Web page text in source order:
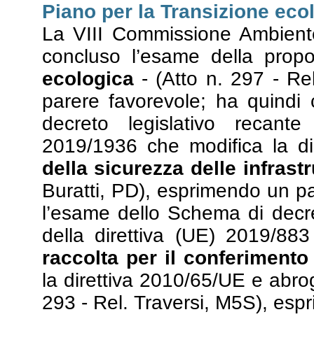
Piano per la Transizione
La VIII Commissione
concluso l’esame della
ecologica- (Atto n. 297 -
parere favorevole; ha quindi
decreto legislativo
2019/1936 che modifica la
della sicurezza delle
Buratti, PD), esprimendo un
l’esame dello Schema di
della direttiva (UE) 2019/
raccolta per il
la direttiva 2010/65/UE e
293 - Rel. Traversi, M5S),